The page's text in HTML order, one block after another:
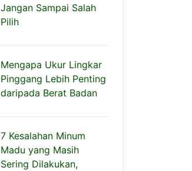
Jangan Sampai Salah
Pilih
Mengapa Ukur Lingkar
Pinggang Lebih Penting
daripada Berat Badan
7 Kesalahan Minum
Madu yang Masih
Sering Dilakukan,